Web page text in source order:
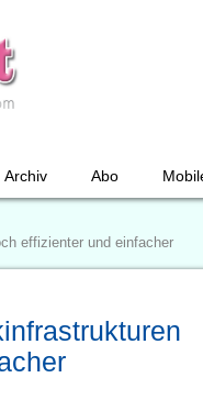
Archiv Abo
effizienter und einfacher